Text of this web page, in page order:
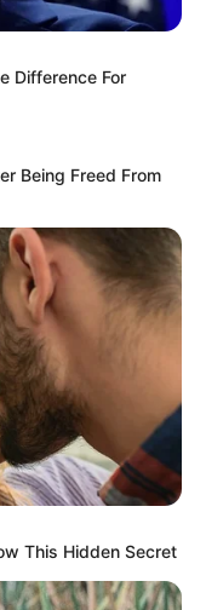
Difference For
Being Freed From
This Hidden Secret